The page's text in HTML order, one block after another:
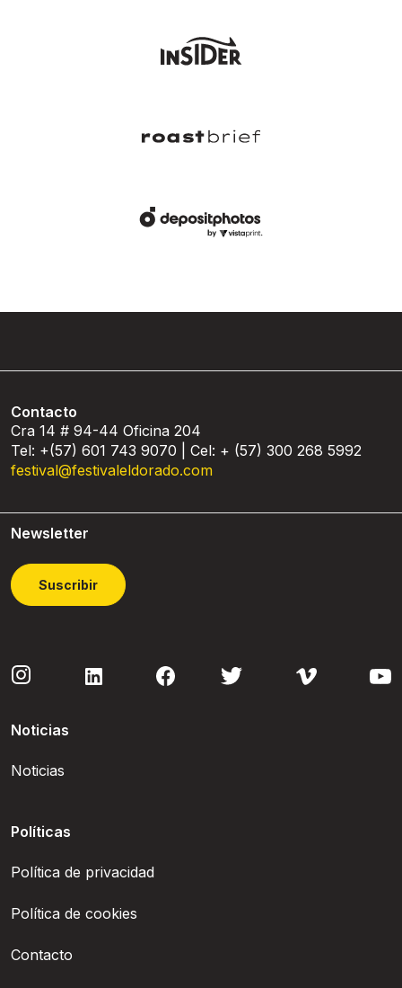
Contacto
Cra 14 # 94-44 Oficina 204
Tel: +(57) 601 743 9070 | Cel: + (57) 300 268 5992
festival@festivaleldorado.com
Newsletter
Suscribir
Noticias
Noticias
Políticas
Política de privacidad
Política de cookies
Contacto